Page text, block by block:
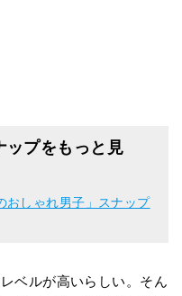
ップをもっと見
おしゃれ男子」スナップ
ベルが高いらしい。そん